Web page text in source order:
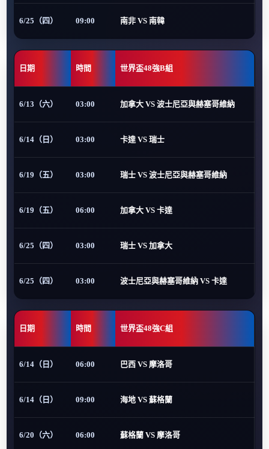
6/25（四） 09:00 南非 VS 南韓
日期 時間 世界盃48強B組
6/13（六） 03:00 加拿大 VS 波士尼亞與赫塞哥維納
6/14（日） 03:00 卡達 VS 瑞士
6/19（五） 03:00 瑞士 VS 波士尼亞與赫塞哥維納
6/19（五） 06:00 加拿大 VS 卡達
6/25（四） 03:00 瑞士 VS 加拿大
6/25（四） 03:00 波士尼亞與赫塞哥維納 VS 卡達
日期 時間 世界盃48強C組
6/14（日） 06:00 巴西 VS 摩洛哥
6/14（日） 09:00 海地 VS 蘇格蘭
6/20（六） 06:00 蘇格蘭 VS 摩洛哥